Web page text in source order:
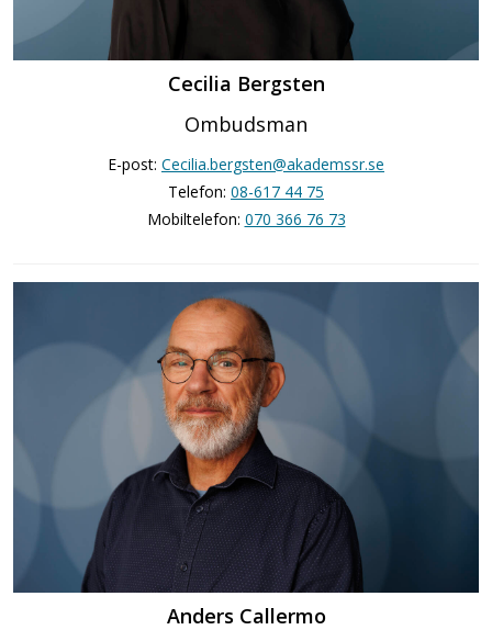
Cecilia Bergsten
Ombudsman
E-post: Cecilia.bergsten@akademssr.se
Telefon: 08-617 44 75
Mobiltelefon: 070 366 76 73
Anders Callermo